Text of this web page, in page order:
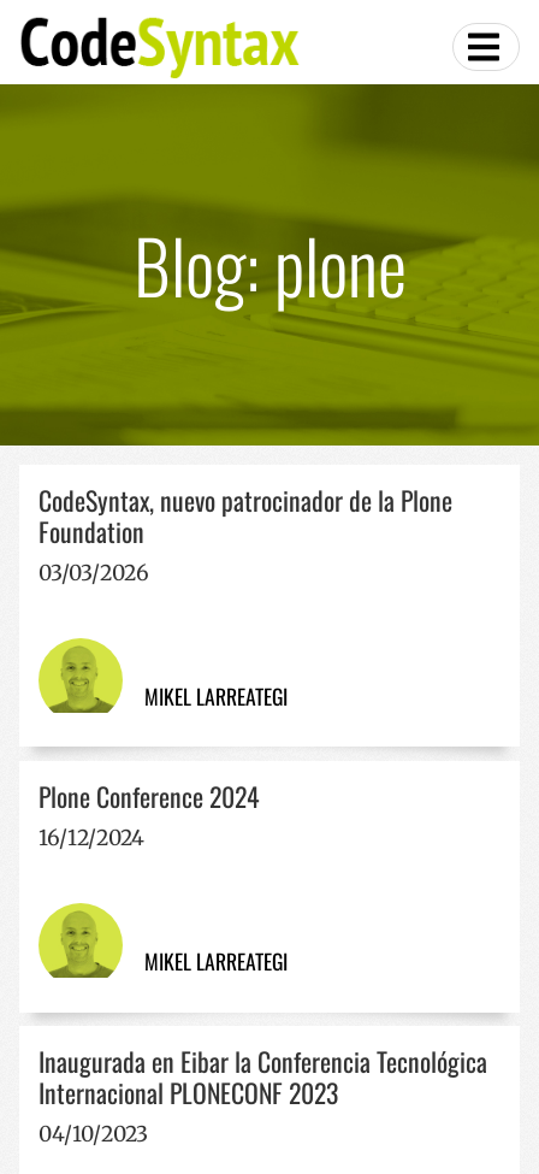
Blog: plone
CodeSyntax, nuevo patrocinador de la Plone
Foundation
03/03/2026
MIKEL LARREATEGI
Plone Conference 2024
16/12/2024
MIKEL LARREATEGI
Inaugurada en Eibar la Conferencia Tecnológica
Internacional PLONECONF 2023
04/10/2023